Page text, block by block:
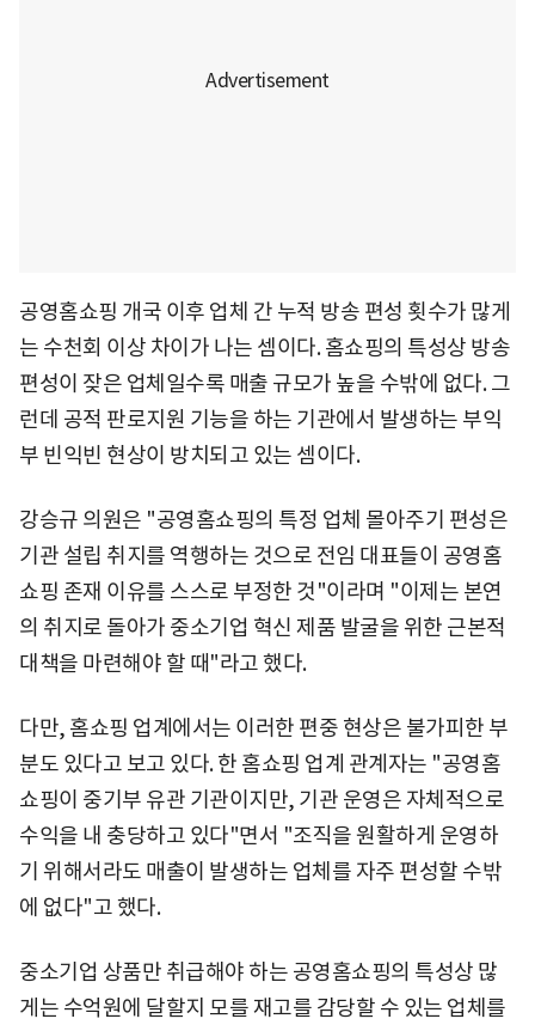
공영홈쇼핑 개국 이후 업체 간 누적 방송 편성 횟수가 많게
는 수천회 이상 차이가 나는 셈이다. 홈쇼핑의 특성상 방송
편성이 잦은 업체일수록 매출 규모가 높을 수밖에 없다. 그
런데 공적 판로지원 기능을 하는 기관에서 발생하는 부익
부 빈익빈 현상이 방치되고 있는 셈이다.
강승규 의원은 "공영홈쇼핑의 특정 업체 몰아주기 편성은
기관 설립 취지를 역행하는 것으로 전임 대표들이 공영홈
쇼핑 존재 이유를 스스로 부정한 것"이라며 "이제는 본연
의 취지로 돌아가 중소기업 혁신 제품 발굴을 위한 근본적
대책을 마련해야 할 때"라고 했다.
다만, 홈쇼핑 업계에서는 이러한 편중 현상은 불가피한 부
분도 있다고 보고 있다. 한 홈쇼핑 업계 관계자는 "공영홈
쇼핑이 중기부 유관 기관이지만, 기관 운영은 자체적으로
수익을 내 충당하고 있다"면서 "조직을 원활하게 운영하
기 위해서라도 매출이 발생하는 업체를 자주 편성할 수밖
에 없다"고 했다.
중소기업 상품만 취급해야 하는 공영홈쇼핑의 특성상 많
게는 수억원에 달할지 모를 재고를 감당할 수 있는 업체를